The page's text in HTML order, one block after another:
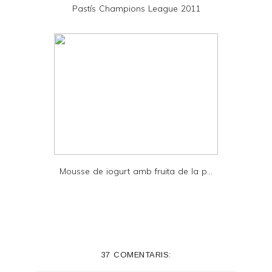
Pastís Champions League 2011
Mousse de iogurt amb fruita de la p...
37 COMENTARIS: